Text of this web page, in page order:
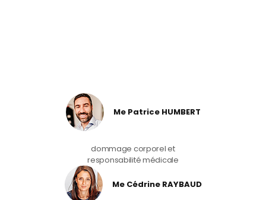
Me Patrice HUMBERT
dommage corporel et
responsabilité médicale
Me Cédrine RAYBAUD